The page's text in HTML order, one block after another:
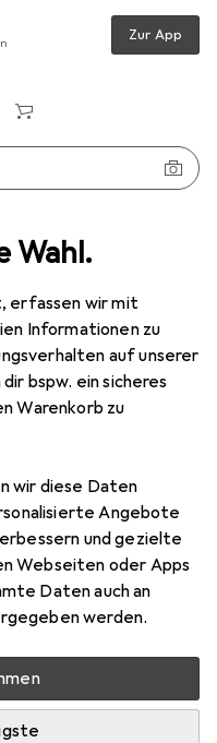
Wahl.
erfassen wir mit
Informationen zu
auf unserer
bspw. ein sicheres
Warenkorb zu
wir diese Daten
Angebote
und gezielte
Webseiten oder Apps
Daten auch an
werden.
Zur App
geliefert
verfügbar